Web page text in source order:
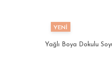
YENİ
Yağlı Boya Dokulu